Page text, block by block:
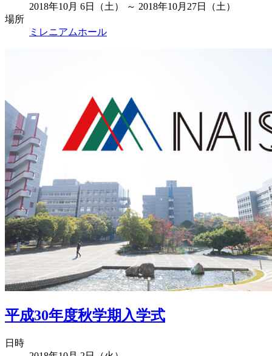
2018年10月 6日（土） ～ 2018年10月27日（土）
場所
ミレニアムホール
平成30年度秋学期入学式
日時